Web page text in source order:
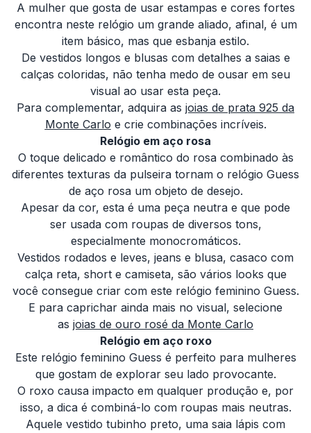
A mulher que gosta de usar estampas e cores fortes
encontra neste relógio um grande aliado, afinal, é um
item básico, mas que esbanja estilo.
De vestidos longos e blusas com detalhes a saias e
calças coloridas, não tenha medo de ousar em seu
visual ao usar esta peça.
Para complementar, adquira as joias de prata 925 da
Monte Carlo e crie combinações incríveis.
Relógio em aço rosa
O toque delicado e romântico do rosa combinado às
diferentes texturas da pulseira tornam o relógio Guess
de aço rosa um objeto de desejo.
Apesar da cor, esta é uma peça neutra e que pode
ser usada com roupas de diversos tons,
especialmente monocromáticos.
Vestidos rodados e leves, jeans e blusa, casaco com
calça reta, short e camiseta, são vários looks que
você consegue criar com este relógio feminino Guess.
E para caprichar ainda mais no visual, selecione
as joias de ouro rosé da Monte Carlo
Relógio em aço roxo
Este relógio feminino Guess é perfeito para mulheres
que gostam de explorar seu lado provocante.
O roxo causa impacto em qualquer produção e, por
isso, a dica é combiná-lo com roupas mais neutras.
Aquele vestido tubinho preto, uma saia lápis com